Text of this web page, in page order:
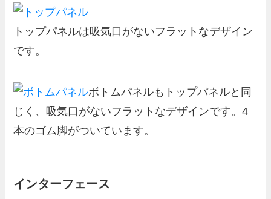
トップパネルは吸気口がないフラットなデザイン
です。
ボトムパネルもトップパネルと同
じく、吸気口がないフラットなデザインです。4
本のゴム脚がついています。
インターフェース